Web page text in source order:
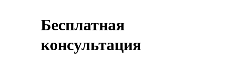
Бесплатная
консультация